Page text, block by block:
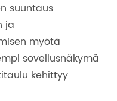
suuntaus
ja
myötä
sovellusnäkymä
kehittyy